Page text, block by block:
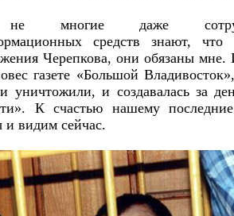
не многие даже
средств знают,
Черепкова, они обязаны мне.
газете «Большой
уничтожили, и создавалась за
К счастью нашему
и видим сейчас.